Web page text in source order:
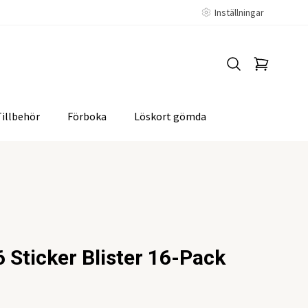
Inställningar
Förboka Löskort gömda
Sticker Blister 16-Pack